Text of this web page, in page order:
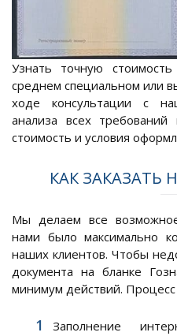
Узнать точную
среднем специальном или
ходе консультации с
анализа всех
стоимость и условия
КАК
Мы делаем все
нами было максимально
наших клиентов. Чтобы
документа на бланке
минимум действий. Процесс
Заполнение